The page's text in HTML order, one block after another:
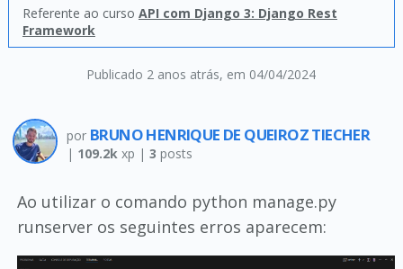
Publicado 2 anos atrás, em 04/04/2024
Referente ao curso API com Django 3: Django Rest
Framework
por BRUNO HENRIQUE DE QUEIROZ TIECHER
| 109.2kxp | 3 posts
Ao utilizar o comando python manage.py
runserver os seguintes erros aparecem: